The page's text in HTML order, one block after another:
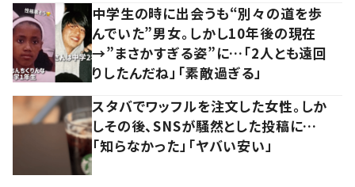
中学生の時に出会うも“別々の道を歩
んでいた”男女。しかし10年後の現在
→”まさかすぎる姿”に…「2人とも遠回
りしたんだね」「素敵過ぎる」
スタバでワッフルを注文した女性。しか
しその後、SNSが騒然とした投稿に…
「知らなかった」「ヤバい安い」